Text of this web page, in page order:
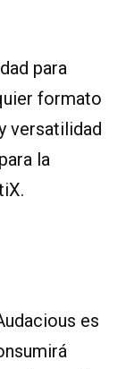
para
formato
versatilidad
la
es